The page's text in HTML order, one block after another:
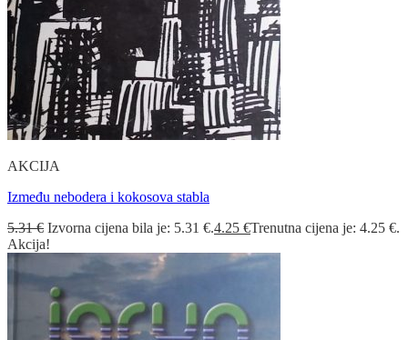
AKCIJA
Između nebodera i kokosova stabla
5.31€ Izvorna cijena bila je: 5.31 €.4.25 €Trenutna cijena je: 4.25 €.
Akcija!